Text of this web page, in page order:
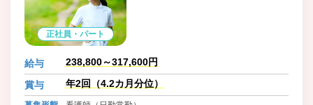
正社員・パート
給与 238,800～317,600円
賞与 年2回（4.2カ月分位）